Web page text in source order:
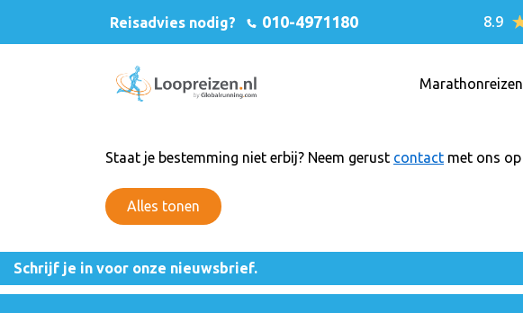
Reisadvies nodig? 010-4971180 8.9
Marathonreizen
Staat je bestemming niet erbij? Neem gerust contact met ons op
Alles tonen
Schrijf je in voor onze nieuwsbrief.